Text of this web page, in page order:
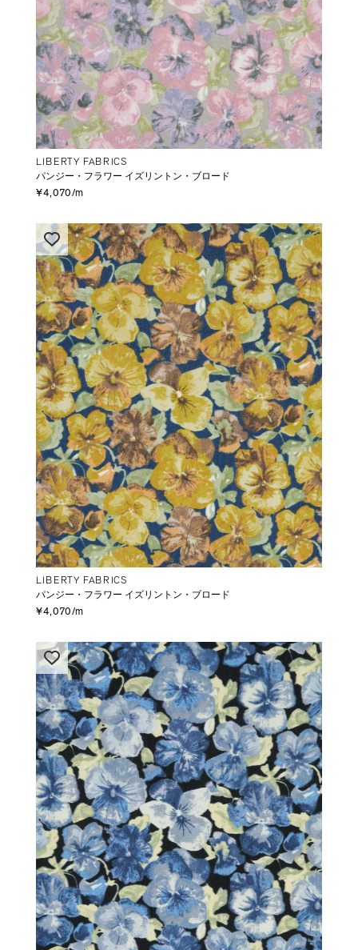
LIBERTY FABRICS
パンジー・フラワー イズリントン・ブロード
¥4,070/m
LIBERTY FABRICS
パンジー・フラワー イズリントン・ブロード
¥4,070/m